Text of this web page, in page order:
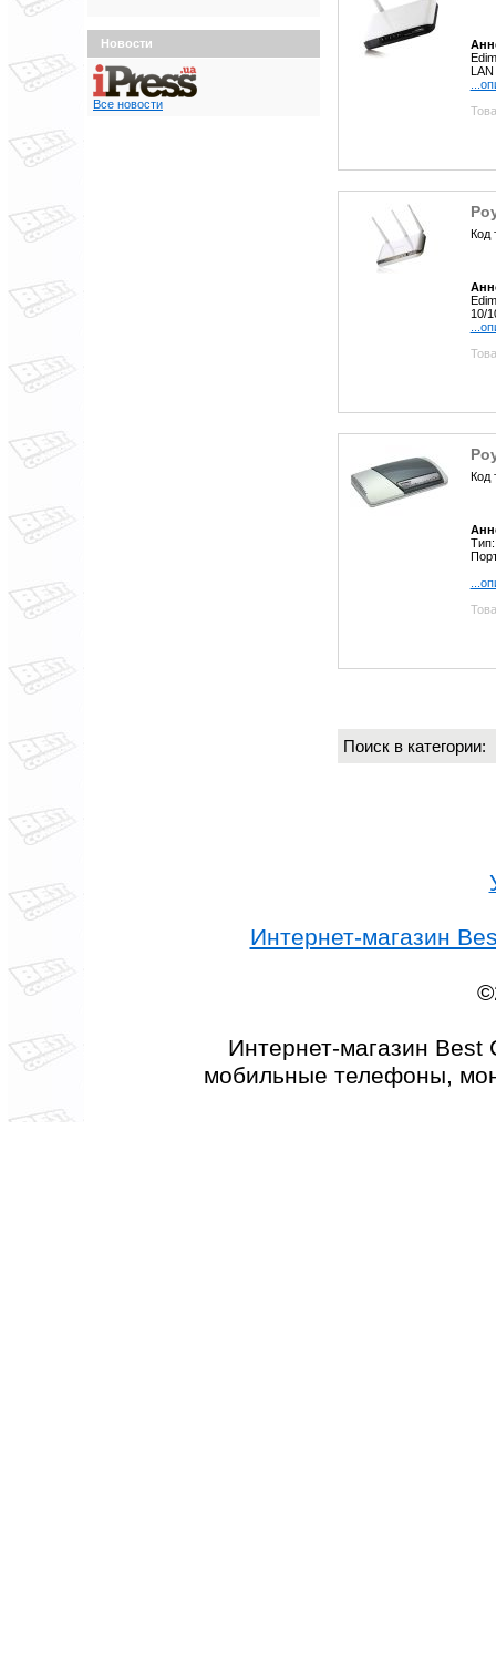
Новости
Все новости
LAN
Код
10/
Код
Поиск в
Интернет-магазин
Интернет-магазин Best
мобильные телефоны,